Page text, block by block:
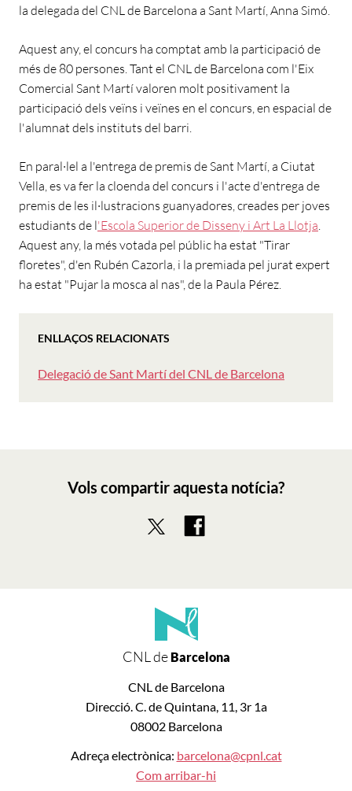
la delegada del CNL de Barcelona a Sant Martí, Anna Simó.
Aquest any, el concurs ha comptat amb la participació de
més de 80 persones. Tant el CNL de Barcelona com l'Eix
Comercial Sant Martí valoren molt positivament la
participació dels veïns i veïnes en el concurs, en espacial de
l'alumnat dels instituts del barri.
En paral·lel a l'entrega de premis de Sant Martí, a Ciutat
Vella, es va fer la cloenda del concurs i l'acte d'entrega de
premis de les il·lustracions guanyadores, creades per joves
estudiants de l'Escola Superior de Disseny i Art La Llotja.
Aquest any, la més votada pel públic ha estat "Tirar
floretes", d'en Rubén Cazorla, i la premiada pel jurat expert
ha estat "Pujar la mosca al nas", de la Paula Pérez.
ENLLAÇOS RELACIONATS
Delegació de Sant Martí del CNL de Barcelona
Vols compartir aquesta notícia?
CNL deBarcelona
CNL de Barcelona
Direcció. C. de Quintana, 11, 3r 1a
08002 Barcelona
Adreça electrònica: barcelona@cpnl.cat
Com arribar-hi